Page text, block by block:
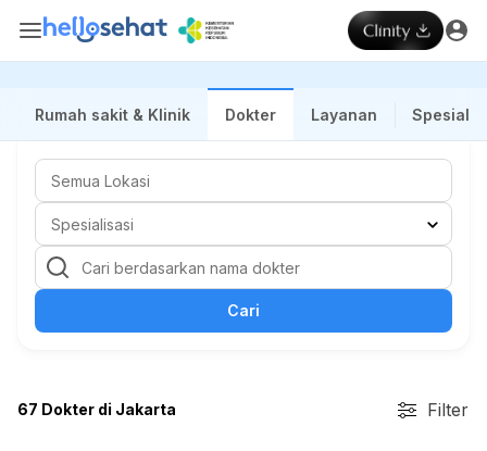
Rumah sakit & Klinik Dokter Layanan
Cari
67 Dokter di Jakarta Filter